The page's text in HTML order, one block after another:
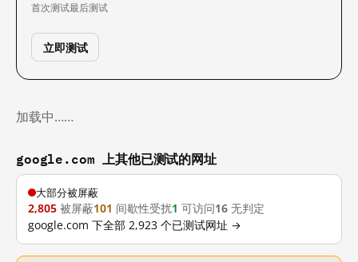
首次测试最后测试
立即测试
加载中……
google.com 上其他已测试的网址
大部分被屏蔽
2,805 被屏蔽101 间歇性受扰1 可访问16 无判定
google.com 下全部 2,923 个已测试网址 →